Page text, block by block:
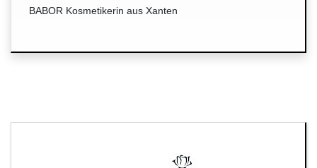
BABOR Kosmetikerin aus Xanten